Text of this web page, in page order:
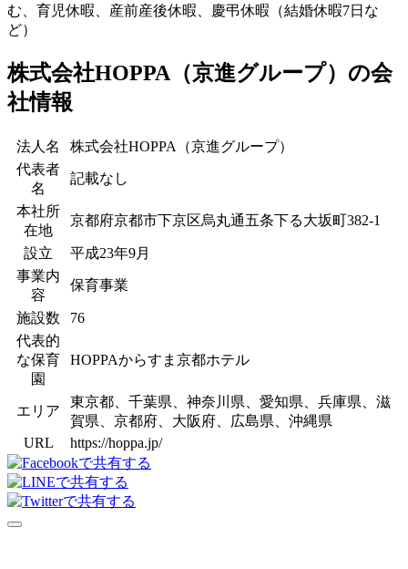
む、育児休暇、産前産後休暇、慶弔休暇（結婚休暇7日な
ど）
株式会社HOPPA（京進グループ）の会
社情報
法人名
株式会社HOPPA（京進グループ）
代表者
名
記載なし
本社所
在地
京都府京都市下京区烏丸通五条下る大坂町382-1
設立
平成23年9月
事業内
容
保育事業
施設数
76
代表的
な保育
園
HOPPAからすま京都ホテル
エリア
東京都、千葉県、神奈川県、愛知県、兵庫県、滋
賀県、京都府、大阪府、広島県、沖縄県
URL
https://hoppa.jp/